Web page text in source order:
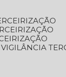
VIGILÂNCIA